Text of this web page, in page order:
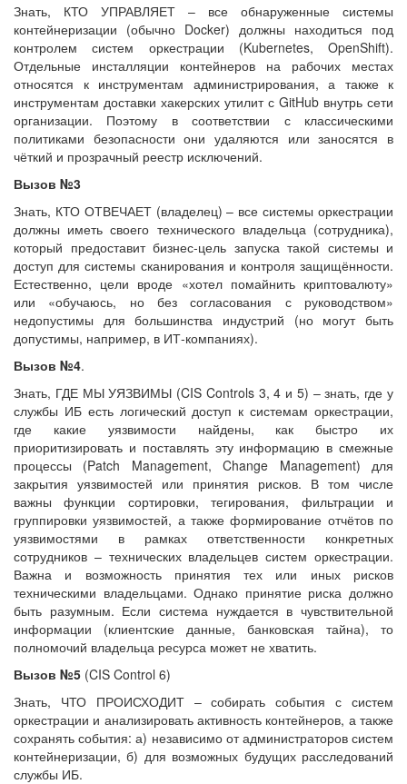
Знать, КТО УПРАВЛЯЕТ – все обнаруженные системы
контейнеризации (обычно Docker) должны находиться под
контролем систем оркестрации (Kubernetes, OpenShift).
Отдельные инсталляции контейнеров на рабочих местах
относятся к инструментам администрирования, а также к
инструментам доставки хакерских утилит с GitHub внутрь сети
организации. Поэтому в соответствии с классическими
политиками безопасности они удаляются или заносятся в
чёткий и прозрачный реестр исключений.
Вызов №3
Знать, КТО ОТВЕЧАЕТ (владелец) – все системы оркестрации
должны иметь своего технического владельца (сотрудника),
который предоставит бизнес-цель запуска такой системы и
доступ для системы сканирования и контроля защищённости.
Естественно, цели вроде «хотел помайнить криптовалюту»
или «обучаюсь, но без согласования с руководством»
недопустимы для большинства индустрий (но могут быть
допустимы, например, в ИТ-компаниях).
Вызов №4.
Знать, ГДЕ МЫ УЯЗВИМЫ (CIS Controls 3, 4 и 5) – знать, где у
службы ИБ есть логический доступ к системам оркестрации,
где какие уязвимости найдены, как быстро их
приоритизировать и поставлять эту информацию в смежные
процессы (Patch Management, Change Management) для
закрытия уязвимостей или принятия рисков. В том числе
важны функции сортировки, тегирования, фильтрации и
группировки уязвимостей, а также формирование отчётов по
уязвимостями в рамках ответственности конкретных
сотрудников – технических владельцев систем оркестрации.
Важна и возможность принятия тех или иных рисков
техническими владельцами. Однако принятие риска должно
быть разумным. Если система нуждается в чувствительной
информации (клиентские данные, банковская тайна), то
полномочий владельца ресурса может не хватить.
Вызов №5 (CIS Control 6)
Знать, ЧТО ПРОИСХОДИТ – собирать события с систем
оркестрации и анализировать активность контейнеров, а также
сохранять события: а) независимо от администраторов систем
контейнеризации, б) для возможных будущих расследований
службы ИБ.